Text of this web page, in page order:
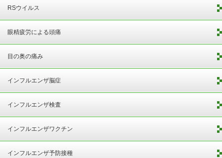
RSウイルス
眼精疲労による頭痛
目の奥の痛み
インフルエンザ脳症
インフルエンザ検査
インフルエンザワクチン
インフルエンザ予防接種